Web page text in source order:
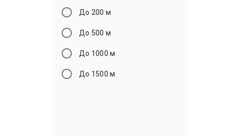
До 200 м
До 500 м
До 1000 м
До 1500 м